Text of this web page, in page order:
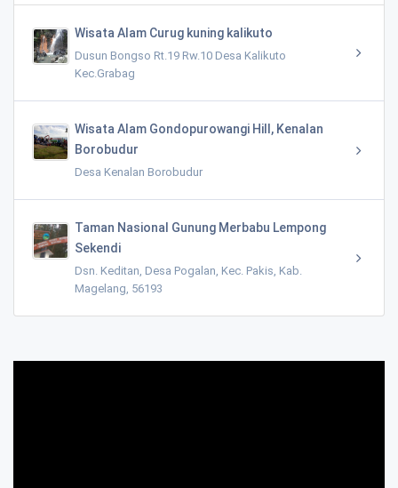
Wisata Alam Curug kuning kalikuto
Dusun Bongso Rt.19 Rw.10 Desa Kalikuto
Kec.Grabag
Wisata Alam Gondopurowangi Hill, Kenalan
Borobudur
Desa Kenalan Borobudur
Taman Nasional Gunung Merbabu Lempong
Sekendi
Dsn. Keditan, Desa Pogalan, Kec. Pakis, Kab.
Magelang, 56193